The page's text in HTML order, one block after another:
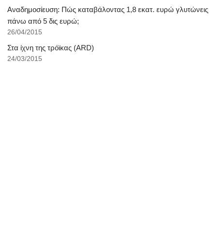
Αναδημοσίευση: Πώς καταβάλοντας 1,8 εκατ. ευρώ γλυτώνεις
πάνω από 5 δις ευρώ;
26/04/2015
Στα ίχνη της τρόϊκας (ARD)
24/03/2015